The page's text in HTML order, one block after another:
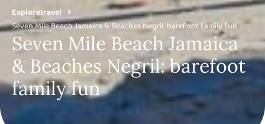
Exploretravel
Seven Mile Beach Jamaica & Beaches Negril: barefoot family fun
Seven Mile Beach Jamaica
& Beaches Negril: barefoot
family fun